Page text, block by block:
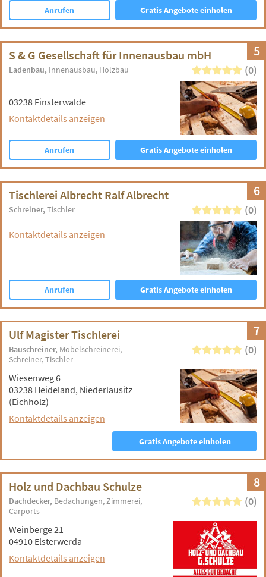
Anrufen Gratis Angebote einholen
5
S & G Gesellschaft für Innenausbau mbH
Ladenbau Innenausbau Holzbau (0)
03238 Finsterwalde
Kontaktdetails anzeigen
Anrufen Gratis Angebote einholen
6
Tischlerei Albrecht Ralf Albrecht
Schreiner Tischler (0)
Kontaktdetails anzeigen
Anrufen Gratis Angebote einholen
7
Ulf Magister Tischlerei
Bauschreiner Möbelschreinerei
Schreiner Tischler
(0)
Wiesenweg 6
03238 Heideland, Niederlausitz
(Eichholz)
Kontaktdetails anzeigen
Gratis Angebote einholen
8
Holz und Dachbau Schulze
Dachdecker Bedachungen Zimmerei
Carports
(0)
Weinberge 21
04910 Elsterwerda
Kontaktdetails anzeigen